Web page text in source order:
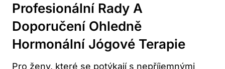
Profesionální Rady A
Doporučení Ohledně
Hormonální Jógové Terapie
Pro ženy, které se potýkají s nepříjemnými